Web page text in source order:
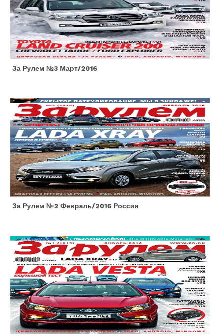
За Рулем №3 Март/2016
За Рулем №2 Февраль/2016 Россия